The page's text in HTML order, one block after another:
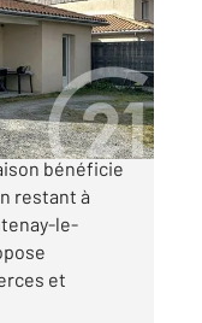
dans un
bénéficie
restant à
le-
et